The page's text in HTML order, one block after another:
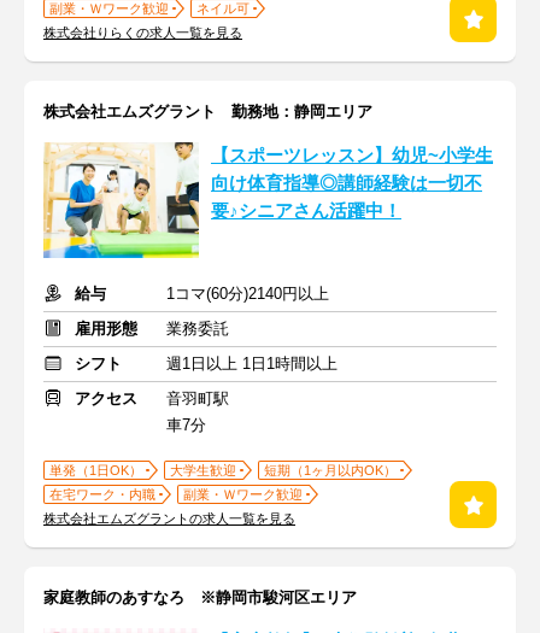
副業・Ｗワーク歓迎
ネイル可
株式会社りらくの求人一覧を見る
株式会社エムズグラント 勤務地：静岡エリア
【スポーツレッスン】幼児~小学生
向け体育指導◎講師経験は一切不
要♪シニアさん活躍中！
給与
1コマ(60分)2140円以上
雇用形態
業務委託
シフト
週1日以上 1日1時間以上
アクセス
音羽町駅
車7分
単発（1日OK） 大学生歓迎
短期（1ヶ月以内OK）
在宅ワーク・内職
副業・Ｗワーク歓迎
株式会社エムズグラントの求人一覧を見る
家庭教師のあすなろ ※静岡市駿河区エリア